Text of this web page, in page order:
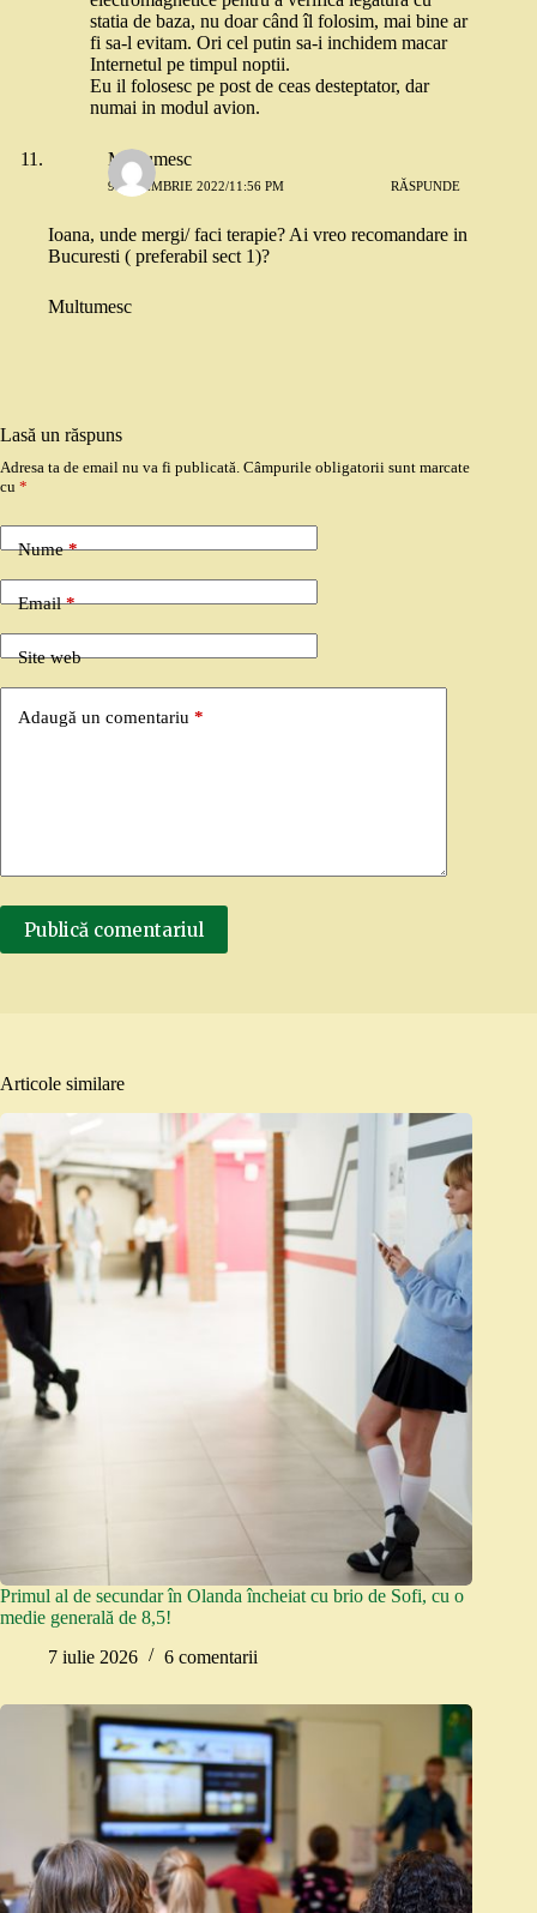
statia de baza, nu doar când îl folosim, mai bine ar
fi sa-l evitam. Ori cel putin sa-i inchidem macar
Internetul pe timpul noptii.
Eu il folosesc pe post de ceas desteptator, dar
numai in modul avion.
Multumesc
9 NOIEMBRIE 2022/11:56 PM RĂSPUNDE
Ioana, unde mergi/ faci terapie? Ai vreo recomandare in
Bucuresti ( preferabil sect 1)?
Multumesc
Lasă un răspuns
Adresa ta de email nu va fi publicată. Câmpurile obligatorii sunt marcate
cu *
Nume*
Email*
Site web
Adaugă un comentariu *
Publică comentariul
Articole similare
Primul al de secundar în Olanda încheiat cu brio de Sofi, cu o
medie generală de 8,5!
7 iulie 2026
6 comentarii